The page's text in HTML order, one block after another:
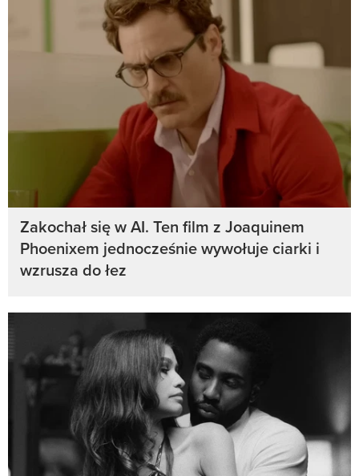
Zakochał się w AI. Ten film z Joaquinem
Phoenixem jednocześnie wywołuje ciarki i
wzrusza do łez